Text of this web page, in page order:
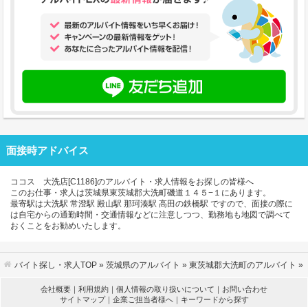
面接時アドバイス
ココス 大洗店[C1186]のアルバイト・求人情報をお探しの皆様へ
このお仕事・求人は茨城県東茨城郡大洗町磯道１４５−１にあります。
最寄駅は大洗駅 常澄駅 殿山駅 那珂湊駅 高田の鉄橋駅 ですので、面接の際に
は自宅からの通勤時間・交通情報などに注意しつつ、勤務地も地図で調べて
おくことをお勧めいたします。
バイト探し・求人TOP » 茨城県のアルバイト » 東茨城郡大洗町のアルバイト »
会社概要 利用規約 個人情報の取り扱いについて
お問い合わせ
サイトマップ｜ 企業ご担当者様へ｜ キーワードから探す